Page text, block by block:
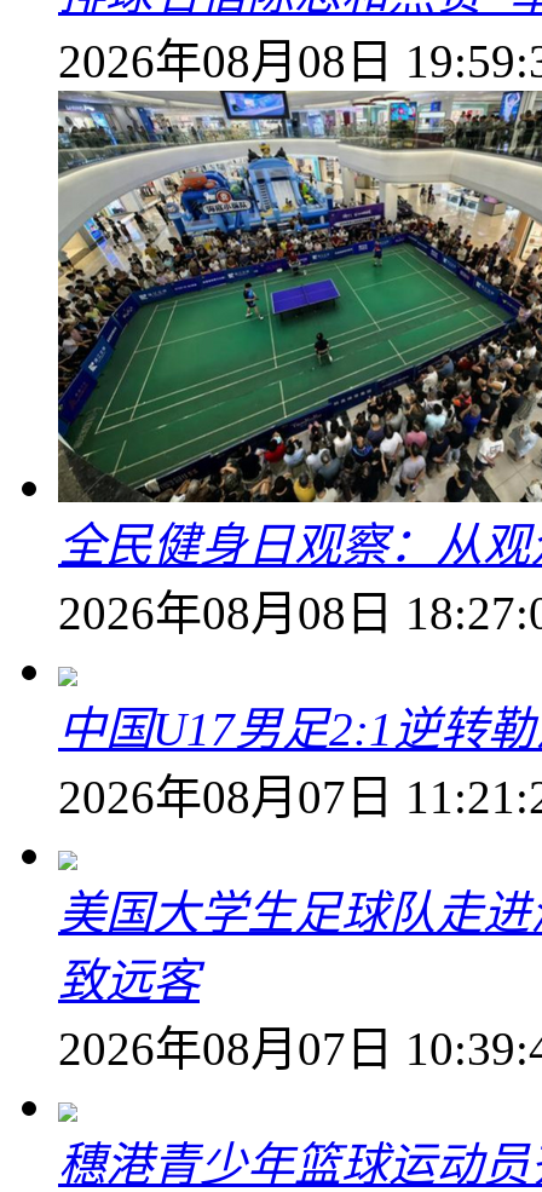
2026年08月08日
全民健身日观察：从
2026年08月08日
中国U17男足2:1逆转
2026年08月07日
美国大学生足球队走
致远客
2026年08月07日
穗港青少年篮球运动